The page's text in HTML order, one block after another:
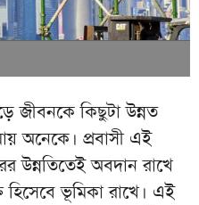
জীবনকে কিছুটা উন্নত
অনেকে। প্রবাসী এই
উন্নতিতেই অবদান রাখে
ভূমিকা রাখে। এই